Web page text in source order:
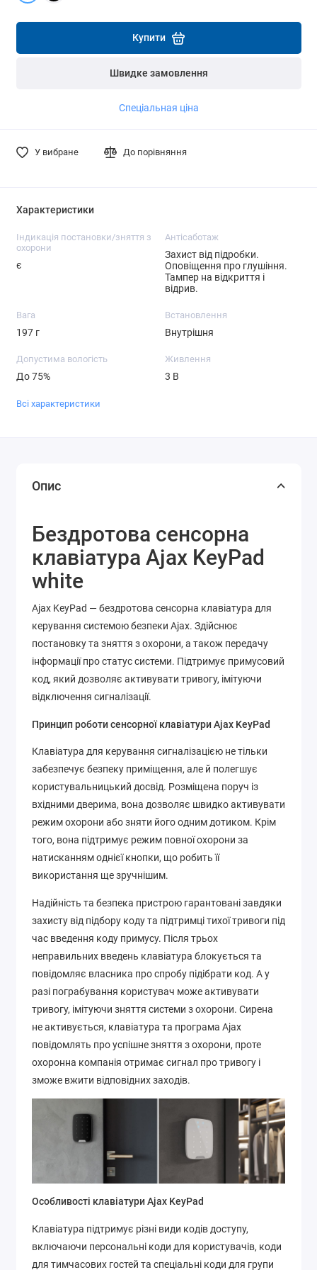
Купити
Швидке замовлення
Спеціальная ціна
У вибране До порівняння
Характеристики
Індикація постановки/зняття з
охорони
є
Антісаботаж
Захист від підробки.
Оповіщення про глушіння.
Тампер на відкриття і
відрив.
Вага
197 г
Встановлення
Внутрішня
Допустима вологість
До 75%
Живлення
3 В
Всі характеристики
Опис
Бездротова сенсорна
клавіатура Ajax KeyPad
white
Ajax KeyPad — бездротова сенсорна клавіатура для
керування системою безпеки Ajax. Здійснює
постановку та зняття з охорони, а також передачу
інформації про статус системи. Підтримує примусовий
код, який дозволяє активувати тривогу, імітуючи
відключення сигналізації.
Принцип роботи сенсорної клавіатури Ajax KeyPad
Клавіатура для керування сигналізацією не тільки
забезпечує безпеку приміщення, але й полегшує
користувальницький досвід. Розміщена поруч із
вхідними дверима, вона дозволяє швидко активувати
режим охорони або зняти його одним дотиком. Крім
того, вона підтримує режим повної охорони за
натисканням однієї кнопки, що робить її
використання ще зручнішим.
Надійність та безпека пристрою гарантовані завдяки
захисту від підбору коду та підтримці тихої тривоги під
час введення коду примусу. Після трьох
неправильних введень клавіатура блокується та
повідомляє власника про спробу підібрати код. А у
разі пограбування користувач може активувати
тривогу, імітуючи зняття системи з охорони. Сирена
не активується, клавіатура та програма Ajax
повідомлять про успішне зняття з охорони, проте
охоронна компанія отримає сигнал про тривогу і
зможе вжити відповідних заходів.
Особливості клавіатури Ajax KeyPad
Клавіатура підтримує різні види кодів доступу,
включаючи персональні коди для користувачів, коди
для тимчасових гостей та спеціальні коди для групи